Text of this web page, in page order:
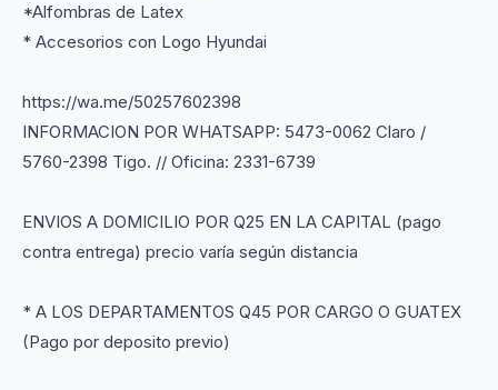
*Alfombras de Latex
* Accesorios con Logo Hyundai
https://wa.me/50257602398
INFORMACION POR WHATSAPP: 5473-0062 Claro /
5760-2398 Tigo. // Oficina: 2331-6739
ENVIOS A DOMICILIO POR Q25 EN LA CAPITAL (pago
contra entrega) precio varía según distancia
* A LOS DEPARTAMENTOS Q45 POR CARGO O GUATEX
(Pago por deposito previo)